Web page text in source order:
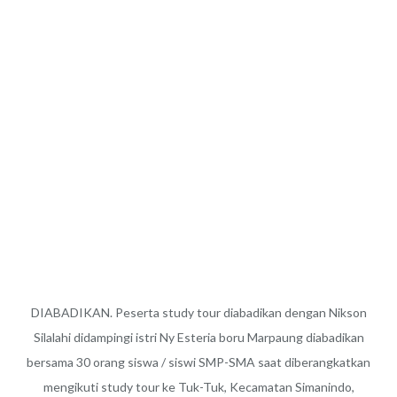
DIABADIKAN. Peserta study tour diabadikan dengan Nikson
Silalahi didampingi istri Ny Esteria boru Marpaung diabadikan
bersama 30 orang siswa / siswi SMP-SMA saat diberangkatkan
mengikuti study tour ke Tuk-Tuk, Kecamatan Simanindo,